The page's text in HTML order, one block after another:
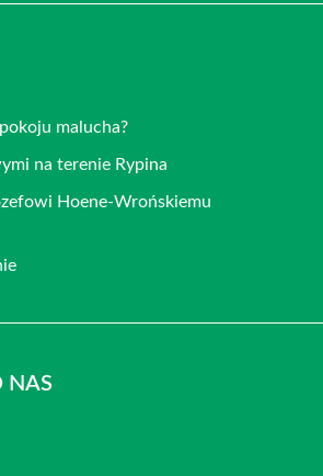
malucha?
na terenie Rypina
Hoene-Wrońskiemu
NAS